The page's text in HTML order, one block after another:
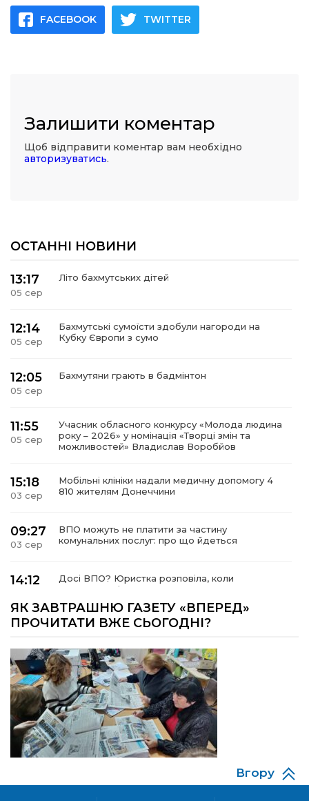
FACEBOOK TWITTER
Залишити коментар
Щоб відправити коментар вам необхідно
авторизуватись.
ОСТАННІ НОВИНИ
13:17
05 сер
Літо бахмутських дітей
12:14
05 сер
Бахмутські сумоїсти здобули нагороди на
Кубку Європи з сумо
12:05
05 сер
Бахмутяни грають в бадмінтон
11:55
05 сер
Учасник обласного конкурсу «Молода людина
року – 2026» у номінація «Творці змін та
можливостей» Владислав Воробйов
15:18
03 сер
Мобільні клініки надали медичну допомогу 4
810 жителям Донеччини
09:27
03 сер
ВПО можуть не платити за частину
комунальних послуг: про що йдеться
14:12
Досі ВПО? Юристка розповіла, коли
переселенці втрачають виплати та статус
01 сер
Аліна Кулик
15:58
31 лип
Літо в Жовтих Водах
15:30
31 лип
Бахмутяни відвідали Музей науки
Національного університету «Полтавська
політехніка імені Юрія Кондратюка»
ЯК ЗАВТРАШНЮ ГАЗЕТУ «ВПЕРЕД»
ПРОЧИТАТИ ВЖЕ СЬОГОДНІ?
Вгору